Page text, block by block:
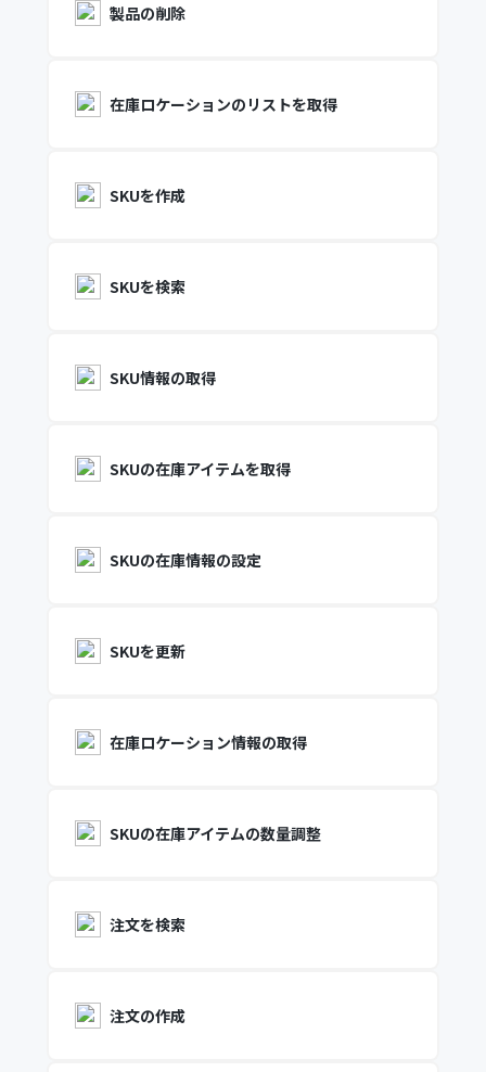
製品の削除
在庫ロケーションのリストを取得
SKUを作成
SKUを検索
SKU情報の取得
SKUの在庫アイテムを取得
SKUの在庫情報の設定
SKUを更新
在庫ロケーション情報の取得
SKUの在庫アイテムの数量調整
注文を検索
注文の作成